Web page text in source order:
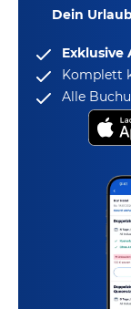
Dein
Exklusive
Komplett
Alle